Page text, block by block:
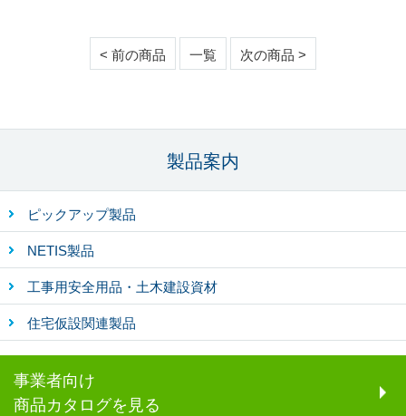
< 前の商品 一覧 次の商品 >
製品案内
ピックアップ製品
NETIS製品
工事用安全用品・土木建設資材
住宅仮設関連製品
事業者向け
商品カタログを見る